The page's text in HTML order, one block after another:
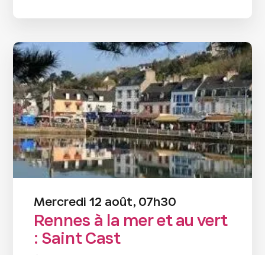
Mercredi 12 août, 07h30
Rennes à la mer et au vert
: Saint Cast